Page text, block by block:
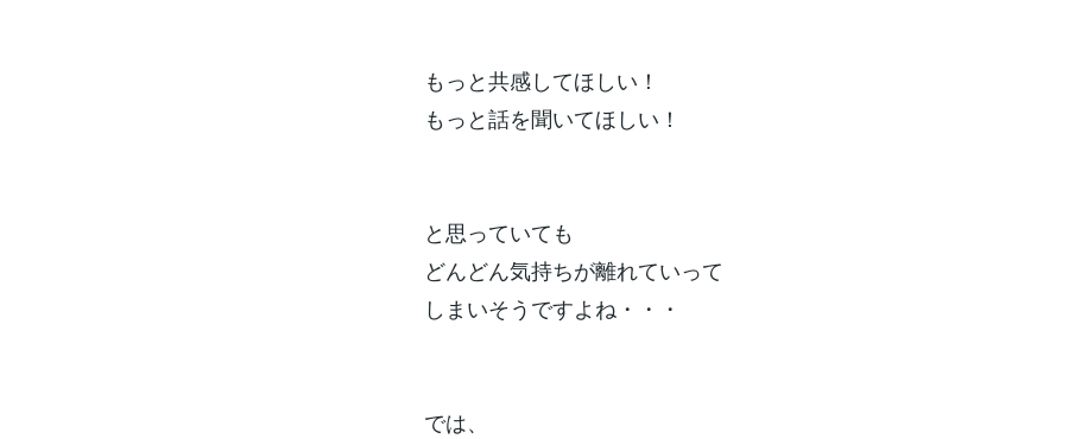
もっと共感してほしい！
もっと話を聞いてほしい！
と思っていても
どんどん気持ちが離れていって
しまいそうですよね・・・
では、